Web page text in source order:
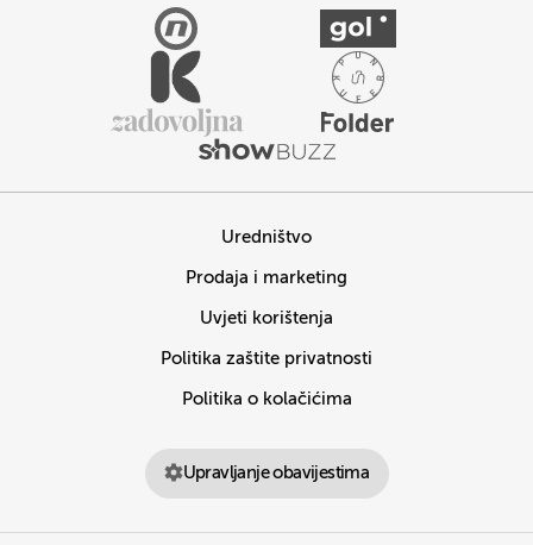
Uredništvo
Prodaja i marketing
Uvjeti korištenja
Politika zaštite privatnosti
Politika o kolačićima
Upravljanje obavijestima